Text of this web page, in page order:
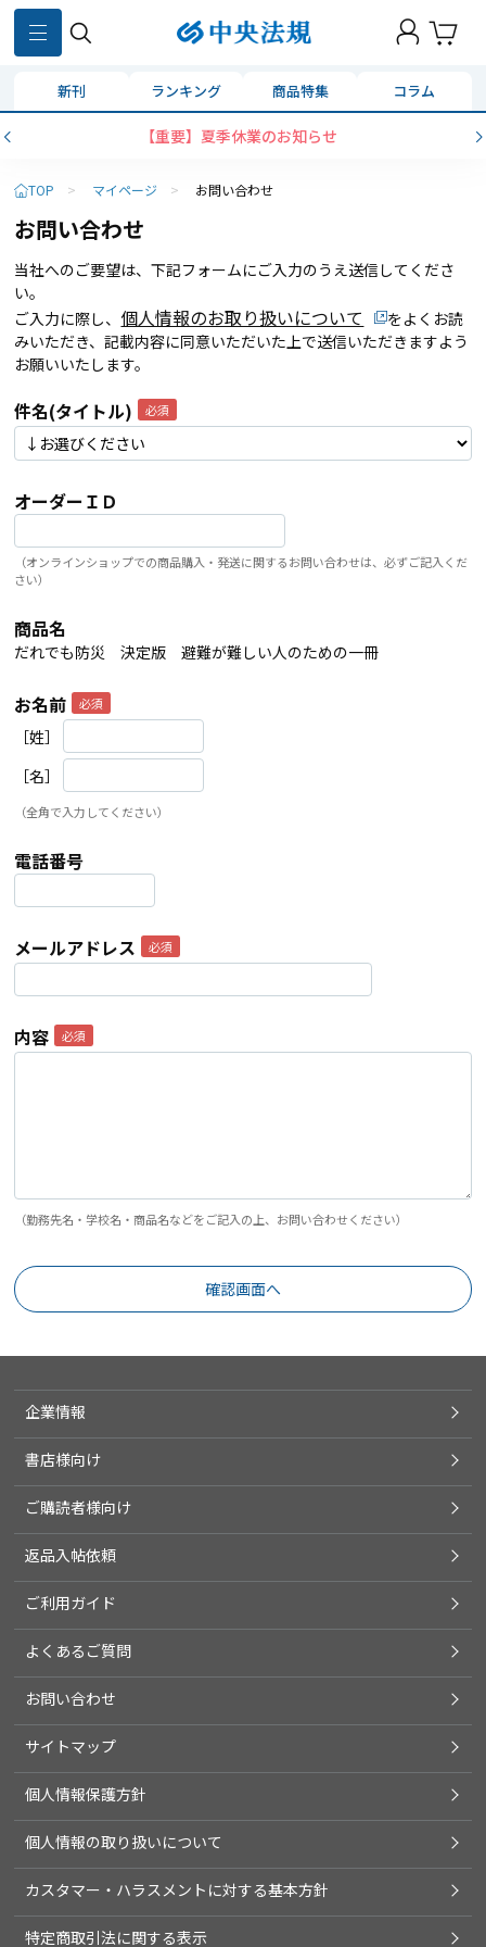
新刊 ランキング 商品特集 コラム
【重要】夏季休業のお知らせ
TOP > マイページ > お問い合わせ
お問い合わせ
当社へのご要望は、下記フォームにご入力のうえ送信してくださ
い。
ご入力に際し、 個人情報のお取り扱いについて
をよくお読
みいただき、記載内容に同意いただいた上で送信いただきますよう
お願いいたします。
件名(タイトル)
オーダーＩＤ
（オンラインショップでの商品購入・発送に関するお問い合わせは、必ずご記入くだ
さい）
商品名
だれでも防災 決定版 避難が難しい人のための一冊
お名前
［姓］
［名］
（全角で入力してください）
電話番号
メールアドレス
内容
（勤務先名・学校名・商品名などをご記入の上、お問い合わせください）
企業情報
書店様向け
ご購読者様向け
返品入帖依頼
ご利用ガイド
よくあるご質問
お問い合わせ
サイトマップ
個人情報保護方針
個人情報の取り扱いについて
カスタマー・ハラスメントに対する基本方針
特定商取引法に関する表示